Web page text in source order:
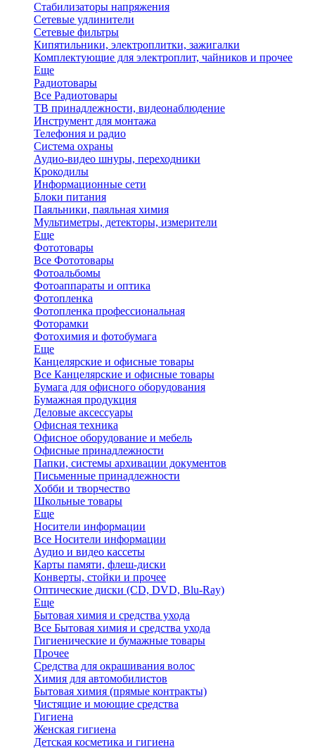
Стабилизаторы напряжения
Сетевые удлинители
Сетевые фильтры
Кипятильники, электроплитки, зажигалки
Комплектующие для электроплит, чайников и прочее
Еще
Радиотовары
Все Радиотовары
ТВ принадлежности, видеонаблюдение
Инструмент для монтажа
Телефония и радио
Система охраны
Аудио-видео шнуры, переходники
Крокодилы
Информационные сети
Блоки питания
Паяльники, паяльная химия
Мультиметры, детекторы, измерители
Еще
Фототовары
Все Фототовары
Фотоальбомы
Фотоаппараты и оптика
Фотопленка
Фотопленка профессиональная
Фоторамки
Фотохимия и фотобумага
Еще
Канцелярские и офисные товары
Все Канцелярские и офисные товары
Бумага для офисного оборудования
Бумажная продукция
Деловые аксессуары
Офисная техника
Офисное оборудование и мебель
Офисные принадлежности
Папки, системы архивации документов
Письменные принадлежности
Хобби и творчество
Школьные товары
Еще
Носители информации
Все Носители информации
Аудио и видео кассеты
Карты памяти, флеш-диски
Конверты, стойки и прочее
Оптические диски (CD, DVD, Blu-Ray)
Еще
Бытовая химия и средства ухода
Все Бытовая химия и средства ухода
Гигиенические и бумажные товары
Прочее
Средства для окрашивания волос
Химия для автомобилистов
Бытовая химия (прямые контракты)
Чистящие и моющие средства
Гигиена
Женская гигиена
Детская косметика и гигиена